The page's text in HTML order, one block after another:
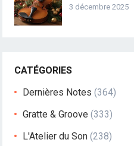
3 décembre 2025
CATÉGORIES
Dernières Notes (364)
Gratte & Groove (333)
L'Atelier du Son (238)